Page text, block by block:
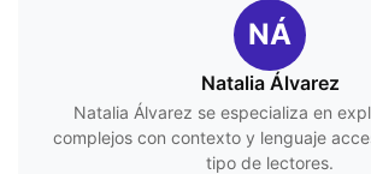
NÁ
Natalia Álvarez
Natalia Álvarez se especializa en
complejos con contexto y lenguaje
tipo de lectores.